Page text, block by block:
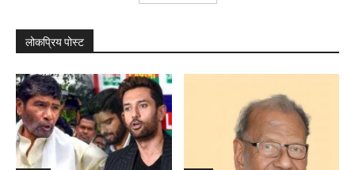
लोकप्रिय पोस्ट